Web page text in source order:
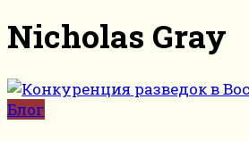
Nicholas Gray
Блог